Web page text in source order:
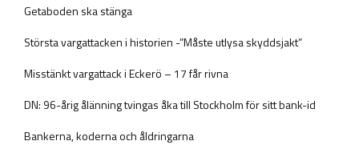
Getaboden ska stänga
Största vargattacken i historien -”Måste utlysa skyddsjakt”
Misstänkt vargattack i Eckerö – 17 får rivna
DN: 96-årig ålänning tvingas åka till Stockholm för sitt bank-id
Bankerna, koderna och åldringarna